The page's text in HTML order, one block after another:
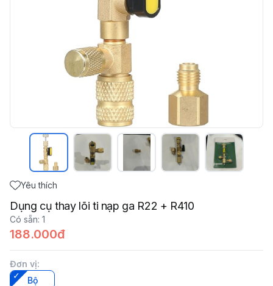
Yêu thích
Dụng cụ thay lõi ti nạp ga R22 + R410
Có sẵn: 1
188.000đ
Đơn vị:
Bộ